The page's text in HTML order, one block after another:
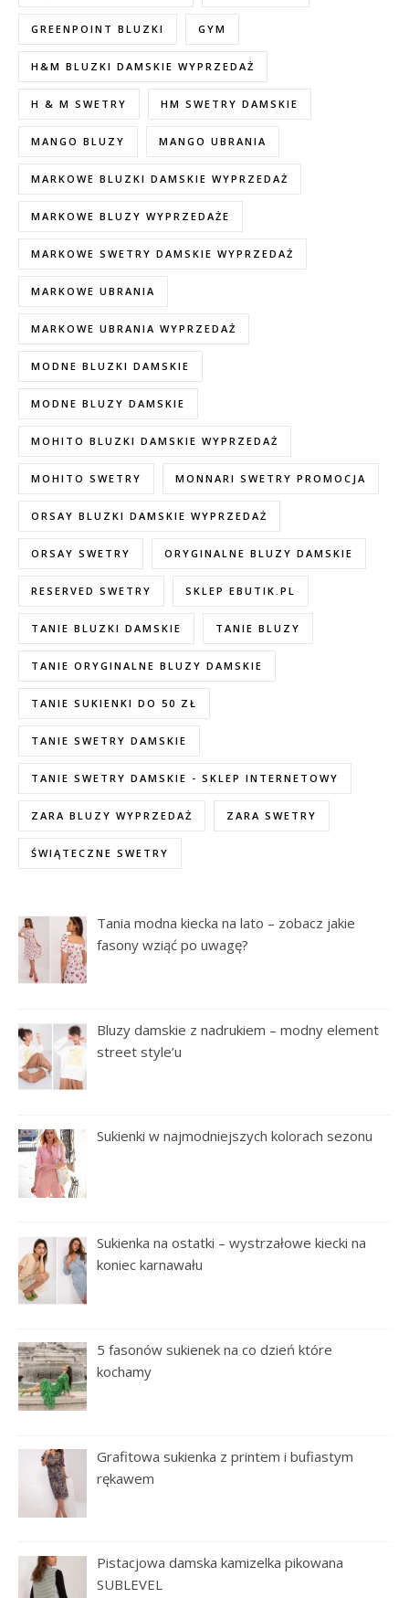
GREENPOINT BLUZKI GYM
H&M BLUZKI DAMSKIE WYPRZEDAŻ
H & M SWETRY HM SWETRY DAMSKIE
MANGO BLUZY MANGO UBRANIA
MARKOWE BLUZKI DAMSKIE WYPRZEDAŻ
MARKOWE BLUZY WYPRZEDAŻE
MARKOWE SWETRY DAMSKIE WYPRZEDAŻ
MARKOWE UBRANIA
MARKOWE UBRANIA WYPRZEDAŻ
MODNE BLUZKI DAMSKIE
MODNE BLUZY DAMSKIE
MOHITO BLUZKI DAMSKIE WYPRZEDAŻ
MOHITO SWETRY MONNARI SWETRY PROMOCJA
ORSAY BLUZKI DAMSKIE WYPRZEDAŻ
ORSAY SWETRY ORYGINALNE BLUZY DAMSKIE
RESERVED SWETRY SKLEP EBUTIK.PL
TANIE BLUZKI DAMSKIE TANIE BLUZY
TANIE ORYGINALNE BLUZY DAMSKIE
TANIE SUKIENKI DO 50 ZŁ
TANIE SWETRY DAMSKIE
TANIE SWETRY DAMSKIE - SKLEP INTERNETOWY
ZARA BLUZY WYPRZEDAŻ ZARA SWETRY
ŚWIĄTECZNE SWETRY
Tania modna kiecka na lato – zobacz jakie
fasony wziąć po uwagę?
Bluzy damskie z nadrukiem – modny element
street style’u
Sukienki w najmodniejszych kolorach sezonu
Sukienka na ostatki – wystrzałowe kiecki na
koniec karnawału
5 fasonów sukienek na co dzień które
kochamy
Grafitowa sukienka z printem i bufiastym
rękawem
Pistacjowa damska kamizelka pikowana
SUBLEVEL